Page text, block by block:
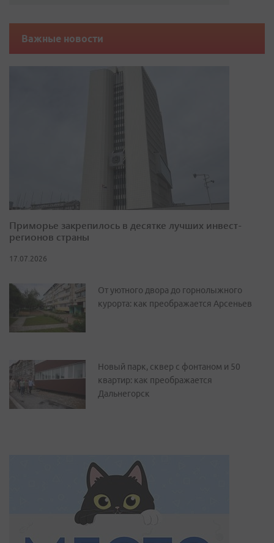
Важные новости
Приморье закрепилось в десятке лучших инвест-
регионов страны
17.07.2026
От уютного двора до горнолыжного
курорта: как преображается Арсеньев
Новый парк, сквер с фонтаном и 50
квартир: как преображается
Дальнегорск